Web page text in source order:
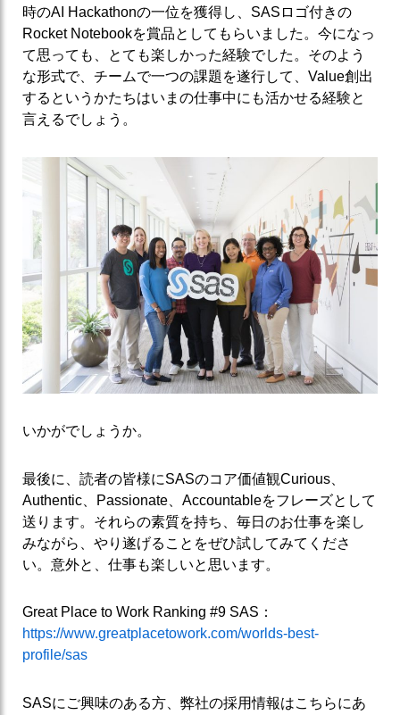
時のAI Hackathonの一位を獲得し、SASロゴ付きの
Rocket Notebookを賞品としてもらいました。今になっ
て思っても、とても楽しかった経験でした。そのよう
な形式で、チームで一つの課題を遂行して、Value創出
するというかたちはいまの仕事中にも活かせる経験と
言えるでしょう。
いかがでしょうか。
最後に、読者の皆様にSASのコア価値観Curious、
Authentic、Passionate、Accountableをフレーズとして
送ります。それらの素質を持ち、毎日のお仕事を楽し
みながら、やり遂げることをぜひ試してみてくださ
い。意外と、仕事も楽しいと思います。
Great Place to Work Ranking #9 SAS：
https://www.greatplacetowork.com/worlds-best-
profile/sas
SASにご興味のある方、弊社の採用情報はこちらにあ